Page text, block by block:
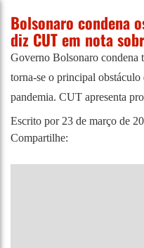
Bolsonaro condena
diz CUT em nota
Governo Bolsonaro condena
torna-se o principal
pandemia. CUT apresenta
Escrito por 23 de março de
Compartilhe: